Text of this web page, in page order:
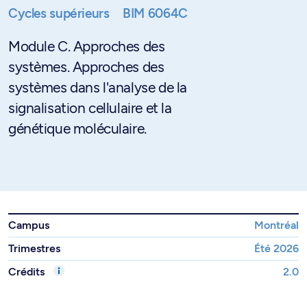
Cycles supérieurs BIM 6064C
Module C. Approches des
systèmes. Approches des
systèmes dans l'analyse de la
signalisation cellulaire et la
génétique moléculaire.
Campus
Montréal
Trimestres
Été 2026
Crédits
2.0